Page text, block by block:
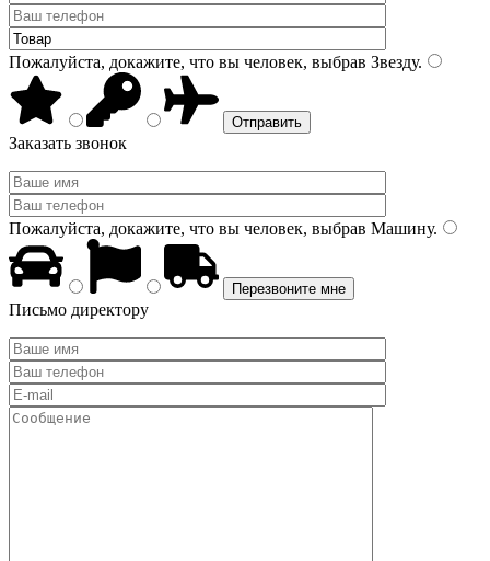
Пожалуйста, докажите, что вы человек, выбрав Звезду.
Заказать звонок
Пожалуйста, докажите, что вы человек, выбрав Машину.
Письмо директору